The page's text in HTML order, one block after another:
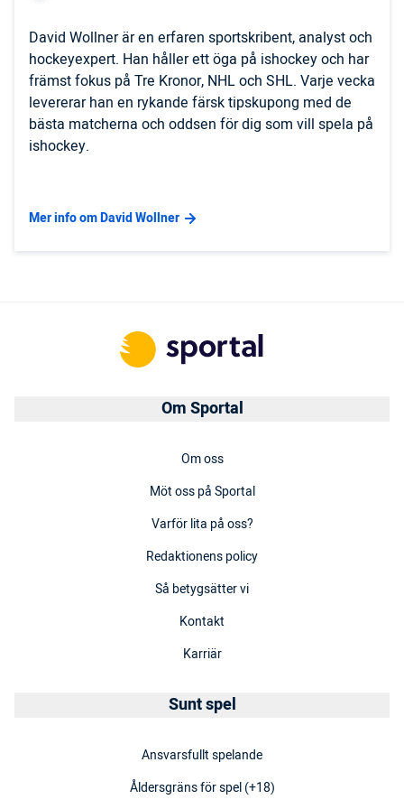
David Wollner är en erfaren sportskribent, analyst och
hockeyexpert. Han håller ett öga på ishockey och har
främst fokus på Tre Kronor, NHL och SHL. Varje vecka
levererar han en rykande färsk tipskupong med de
bästa matcherna och oddsen för dig som vill spela på
ishockey.
Mer info om David Wollner
Om Sportal
Om oss
Möt oss på Sportal
Varför lita på oss?
Redaktionens policy
Så betygsätter vi
Kontakt
Karriär
Sunt spel
Ansvarsfullt spelande
Åldersgräns för spel (+18)